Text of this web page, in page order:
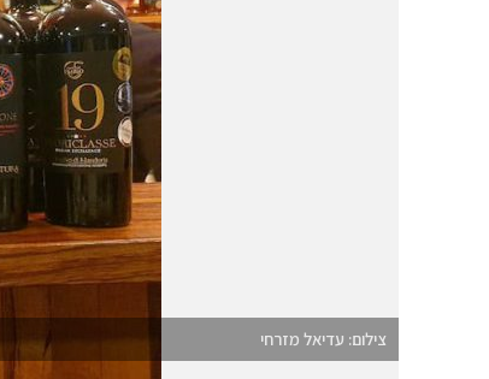
צילום: עדיאל מזרחי